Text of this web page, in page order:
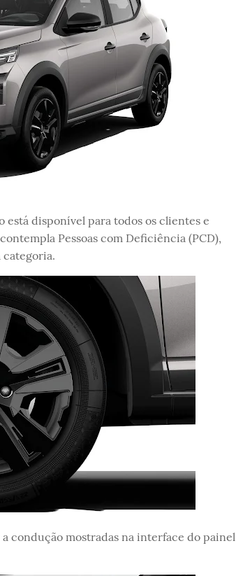
está disponível para todos os clientes e
Pessoas com Deficiência (PCD),
categoria.
condução mostradas na interface do painel